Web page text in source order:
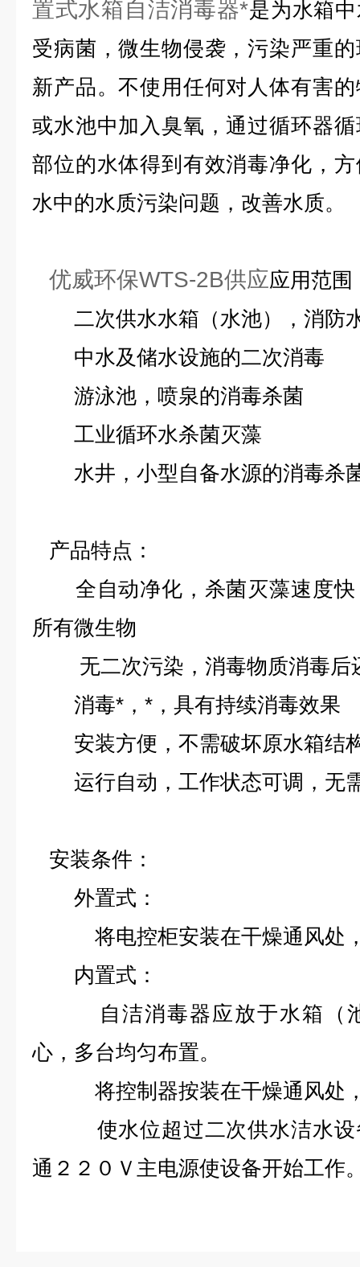
置式水箱自洁消毒器*是为水箱
受病菌，微生物侵袭，污染严重
新产品。不使用任何对人体有害
或水池中加入臭氧，通过循环器
部位的水体得到有效消毒净化，
水中的水质污染问题，改善水质。
优威环保WTS-2B供应应用范围
二次供水水箱（水池），消防
中水及储水设施的二次消毒
游泳池，喷泉的消毒杀菌
工业循环水杀菌灭藻
水井，小型自备水源的消毒杀
产品特点：
全自动净化，杀菌灭藻速度快
所有微生物
无二次污染，消毒物质消毒后
消毒*，*，具有持续消毒效果
安装方便，不需破坏原水箱结
运行自动，工作状态可调，无
安装条件：
外置式：
将电控柜安装在干燥通风处，
内置式：
自洁消毒器应放于水箱（池
心，多台均匀布置。
将控制器按装在干燥通风处，
使水位超过二次供水洁水设
通２２０Ｖ主电源使设备开始工作